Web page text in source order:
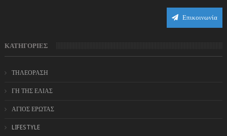
Επικοινωνία
ΚΑΤΗΓΟΡΙΕΣ
ΤΗΛΕΟΡΑΣΗ
ΓΗ ΤΗΣ ΕΛΙΑΣ
ΑΓΙΟΣ ΕΡΩΤΑΣ
LIFESTYLE